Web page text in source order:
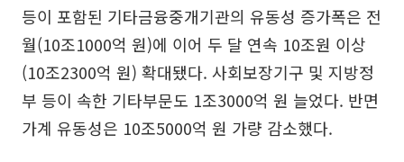
등이 포함된 기타금융중개기관의 유동성 증가폭은 전
월(10조1000억 원)에 이어 두 달 연속 10조원 이상
(10조2300억 원) 확대됐다. 사회보장기구 및 지방정
부 등이 속한 기타부문도 1조3000억 원 늘었다. 반면
가계 유동성은 10조5000억 원 가량 감소했다.